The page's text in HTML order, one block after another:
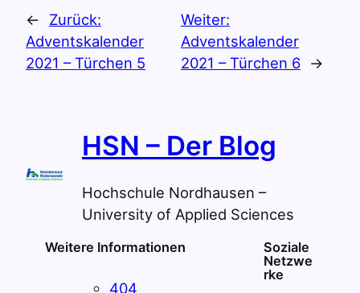
←
Zurück:
Adventskalender
2021 – Türchen 5
Weiter:
Adventskalender
2021 – Türchen 6 →
HSN – Der Blog
Hochschule Nordhausen –
University of Applied Sciences
Weitere Informationen
404
Soziale
Netzwe
rke